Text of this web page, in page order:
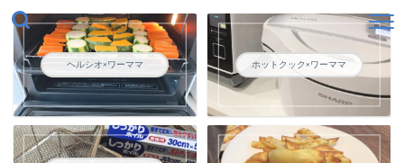
ヘルシオ×ワーママ ホットクック×ワーママ